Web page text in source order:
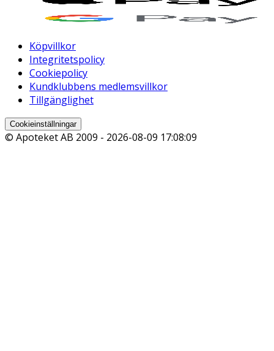
Köpvillkor
Integritetspolicy
Cookiepolicy
Kundklubbens medlemsvillkor
Tillgänglighet
Cookieinställningar
© Apoteket AB 2009 - 2026-08-09 17:08:09